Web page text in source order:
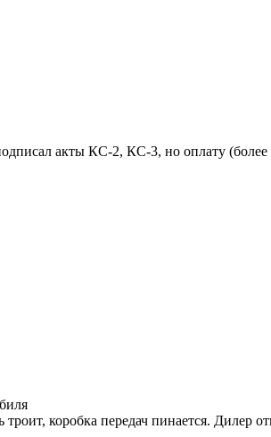
акты КС-2, КС-3, но оплату
коробка передач пинается. Дилер